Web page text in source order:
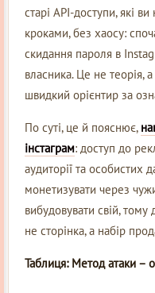
старі API-доступи, які
кроками, без хаосу:
скидання пароля в
власника. Це не
швидкий орієнтир за
По суті, це й пояснює,
інстаграм: доступ до
аудиторії та особистих
монетизувати через
вибудовувати свій,
не сторінка, а набір
Таблиця: Метод атаки –